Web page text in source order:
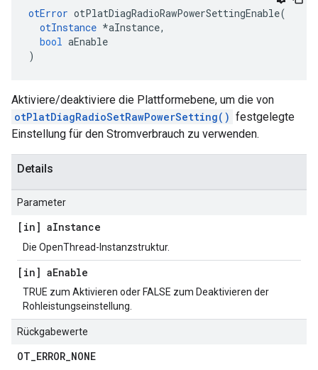
otError otPlatDiagRadioRawPowerSettingEnable(
otInstance *aInstance,
bool aEnable
)
Aktiviere/deaktiviere die Plattformebene, um die von
otPlatDiagRadioSetRawPowerSetting() festgelegte
Einstellung für den Stromverbrauch zu verwenden.
Details
Parameter
[in] aInstance
Die OpenThread-Instanzstruktur.
[in] aEnable
TRUE zum Aktivieren oder FALSE zum Deaktivieren der
Rohleistungseinstellung.
Rückgabewerte
OT_ERROR_NONE